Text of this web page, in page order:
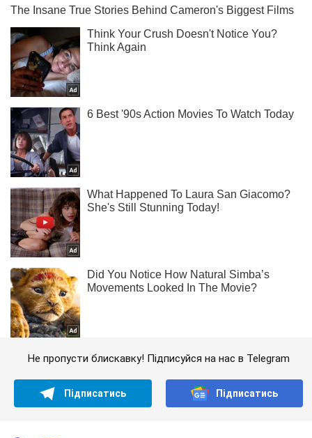
Не пропусти блискавку! Підписуйся на нас в Telegram
Підписатись Підписатись